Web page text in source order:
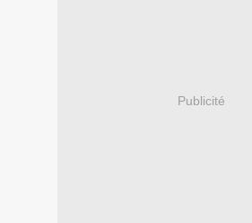
Publicité